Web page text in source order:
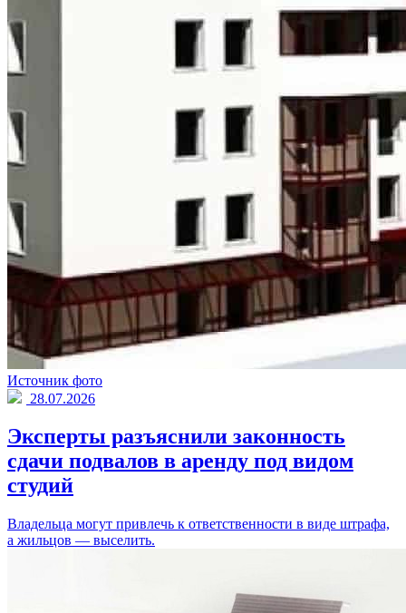
Источник фото
28.07.2026
Эксперты разъяснили законность
сдачи подвалов в аренду под видом
студий
Владельца могут привлечь к ответственности в виде штрафа,
а жильцов — выселить.